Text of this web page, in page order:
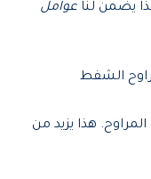
يضمن لناعوامل
هذا يزيد من